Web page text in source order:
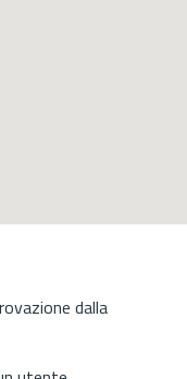
dalla